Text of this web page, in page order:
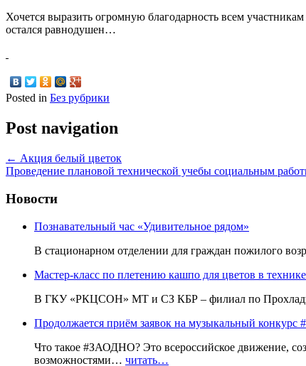
Хочется выразить огромную благодарность всем
остался равнодушен…
Posted in Без рубрики
Post navigation
← Акция белый цветок
Проведение плановой технической учебы социальным
Новости
Познавательный час «Удивительное рядом»
В стационарном отделении для граждан пожилого
Мастер-класс по плетению кашпо для цветов в
В ГКУ «РКЦСОН» МТ и СЗ КБР – филиал по
Продолжается приём заявок на музыкальный
Что такое #ЗАОДНО? Это всероссийское движение,
возможностями… читать…